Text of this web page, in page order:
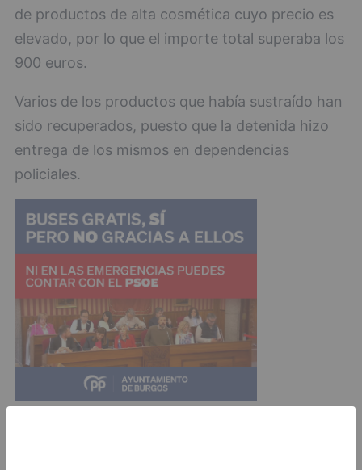
de productos de alta cosmética cuyo precio es
elevado, por lo que el importe total superaba los
900 euros.
Varios de los productos que había sustraído han
sido recuperados, puesto que la detenida hizo
entrega de los mismos en dependencias
policiales.